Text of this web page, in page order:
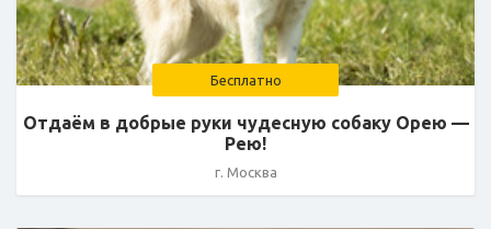
Бесплатно
Отдаём в добрые руки чудесную собаку Орею —
Рею!
г. Москва